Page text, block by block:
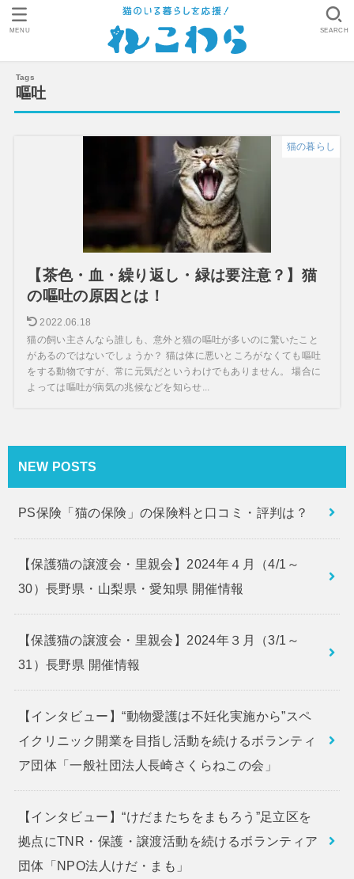
SEARCH
MENU
嘔吐
猫の暮らし
【茶色・血・繰り返し・緑は要注意？】猫
の嘔吐の原因とは！
2022.06.18
猫の飼い主さんなら誰しも、意外と猫の嘔吐が多いのに驚いたこと
があるのではないでしょうか？ 猫は体に悪いところがなくても嘔吐
をする動物ですが、常に元気だというわけでもありません。 場合に
よっては嘔吐が病気の兆候などを知らせ...
NEW POSTS
PS保険「猫の保険」の保険料と口コミ・評判は？
【保護猫の譲渡会・里親会】2024年４月（4/1～
30）長野県・山梨県・愛知県 開催情報
【保護猫の譲渡会・里親会】2024年３月（3/1～
31）長野県 開催情報
【インタビュー】“動物愛護は不妊化実施から”スペ
イクリニック開業を目指し活動を続けるボランティ
ア団体「一般社団法人長崎さくらねこの会」
【インタビュー】“けだまたちをまもろう”足立区を
拠点にTNR・保護・譲渡活動を続けるボランティア
団体「NPO法人けだ・まも」